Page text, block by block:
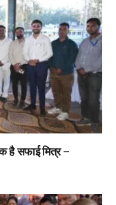
है सफाई मित्र –